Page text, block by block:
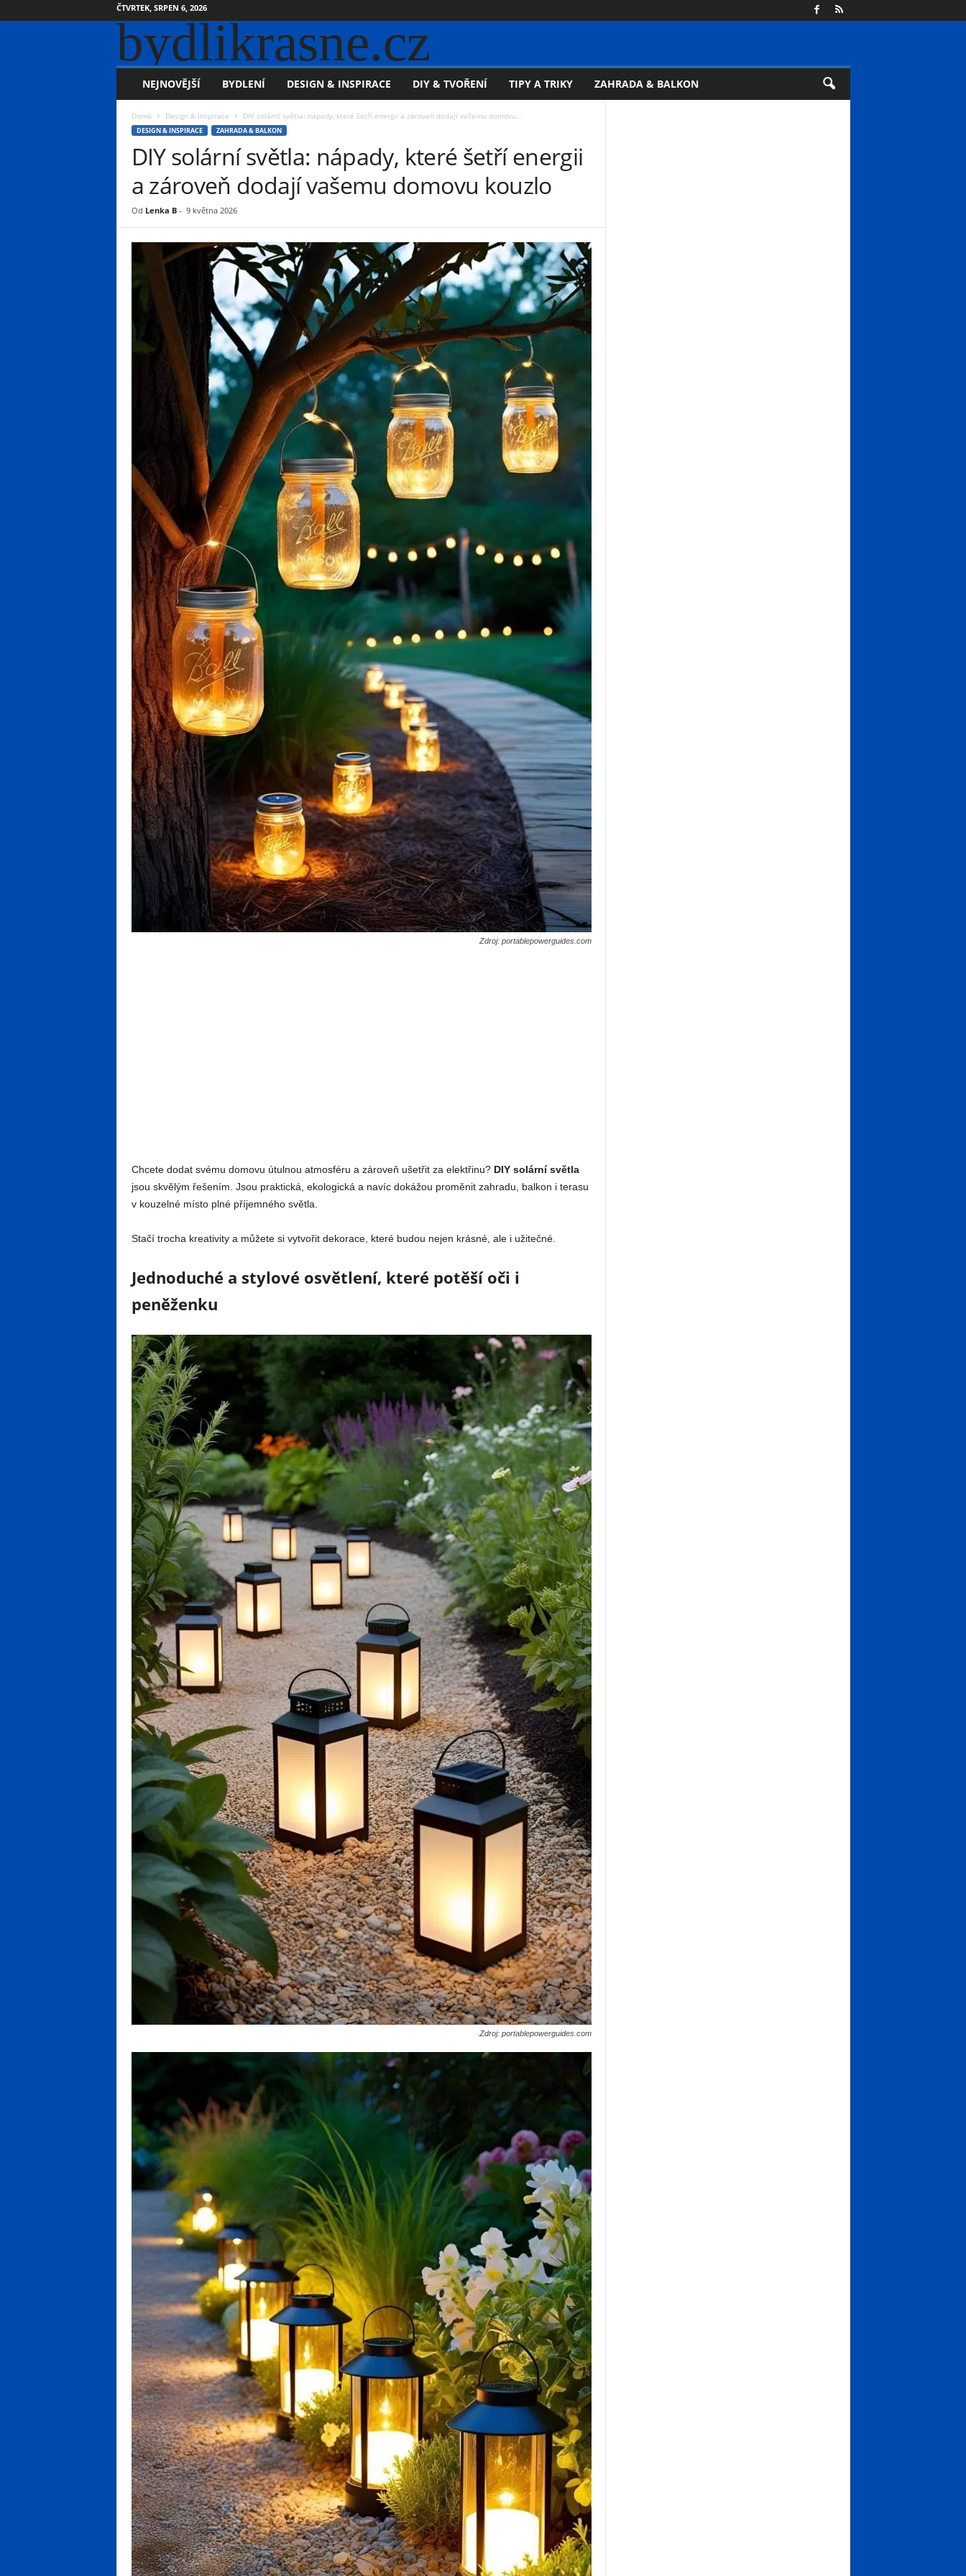
ČTVRTEK, SRPEN 6, 2026
bydlikrasne.cz
NEJNOVĚJŠÍ BYDLENÍ DESIGN & INSPIRACE DIY & TVOŘENÍ TIPY A TRIKY ZAHRADA & BALKON
Domů Design & Inspirace DIY solární světla: nápady, které šetří energii a zároveň dodají vašemu domovu...
DESIGN & INSPIRACE ZAHRADA & BALKON
DIY solární světla: nápady, které šetří energii
a zároveň dodají vašemu domovu kouzlo
Od Lenka B- 9 května 2026
Zdroj: portablepowerguides.com
Chcete dodat svému domovu útulnou atmosféru a zároveň ušetřit za elektřinu? DIY solární světla
jsou skvělým řešením. Jsou praktická, ekologická a navíc dokážou proměnit zahradu, balkon i terasu
v kouzelné místo plné příjemného světla.
Stačí trocha kreativity a můžete si vytvořit dekorace, které budou nejen krásné, ale i užitečné.
Jednoduché a stylové osvětlení, které potěší oči i
peněženku
Zdroj: portablepowerguides.com